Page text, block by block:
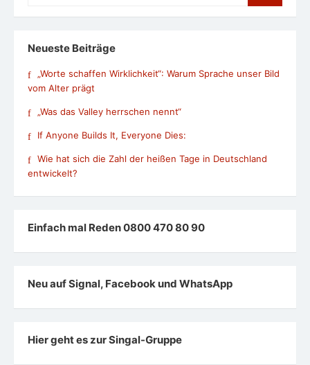
Neueste Beiträge
„Worte schaffen Wirklichkeit“: Warum Sprache unser Bild
vom Alter prägt
„Was das Valley herrschen nennt“
If Anyone Builds It, Everyone Dies:
Wie hat sich die Zahl der heißen Tage in Deutschland
entwickelt?
Einfach mal Reden 0800 470 80 90
Neu auf Signal, Facebook und WhatsApp
Hier geht es zur Singal-Gruppe